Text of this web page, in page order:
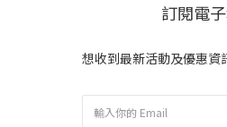
訂閱電
想收到最新活動及優惠資